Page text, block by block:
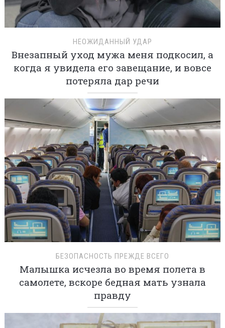
НЕОЖИДАННЫЙ УДАР
Внезапный уход мужа меня подкосил, а
когда я увидела его завещание, и вовсе
потеряла дар речи
БЕЗОПАСНОСТЬ ПРЕЖДЕ ВСЕГО
Малышка исчезла во время полета в
самолете, вскоре бедная мать узнала
правду